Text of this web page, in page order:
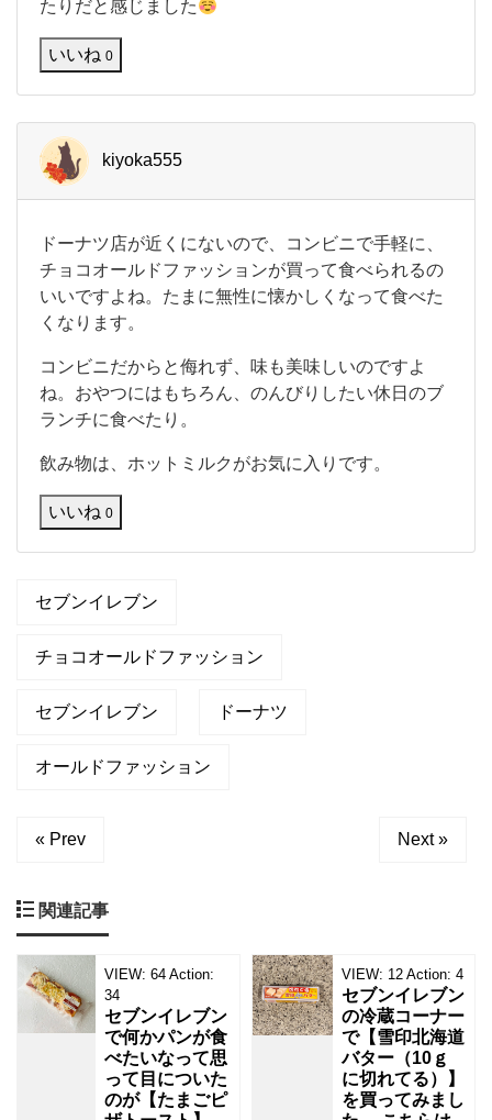
ン
チ
ョ
ル
ド
ッ
シ
ョ
ン
、
ク
サ
ク
食
に
たりだと感じました
いいね 0
kiyoka555
ド
ー
ナ
ツ
店
近
く
に
な
の
で
、
コ
ン
ニ
軽
チ
コ
ド
ドーナツ店が近くにないので、コンビニで手軽に、
チョコオールドファッションが買って食べられるの
いいですよね。たまに無性に懐かしくなって食べた
くなります。
コンビニだからと侮れず、味も美味しいのですよ
ね。おやつにはもちろん、のんびりしたい休日のブ
ランチに食べたり。
飲み物は、ホットミルクがお気に入りです。
いいね 0
セブンイレブン
チョコオールドファッション
セブンイレブン ドーナツ
オールドファッション
« Prev Next »
関連記事
VIEW: 64 Action:
34
セブンイレブン
で何かパンが食
べたいなって思
って目についた
のが【たまごピ
VIEW: 12 Action: 4
セブンイレブン
の冷蔵コーナー
で【雪印北海道
バター（10ｇ
に切れてる）】
を買ってみまし